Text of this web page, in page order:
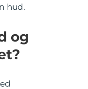
hud.
og